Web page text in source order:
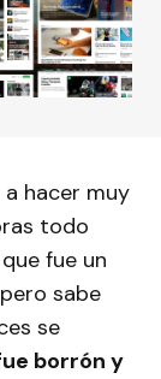
hacer muy
todo
fue un
sabe
se
borrón y